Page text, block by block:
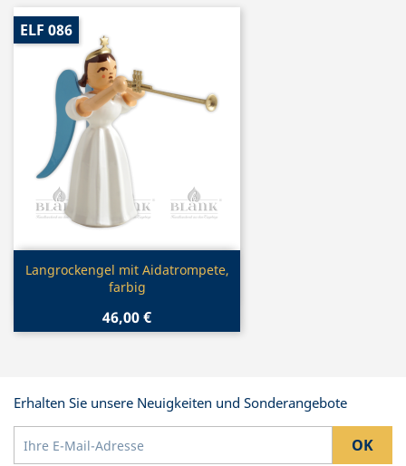
Vorschau
Langrockengel mit Aidatrompete,
farbig
46,00 €
ELF 086
Erhalten Sie unsere Neuigkeiten und Sonderangebote